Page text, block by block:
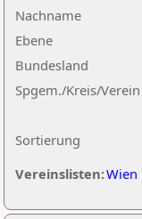
Nachname
Ebene
Sortierung
Bundesland
Spgem./Kreis/Verein
Vereinslisten:Wien